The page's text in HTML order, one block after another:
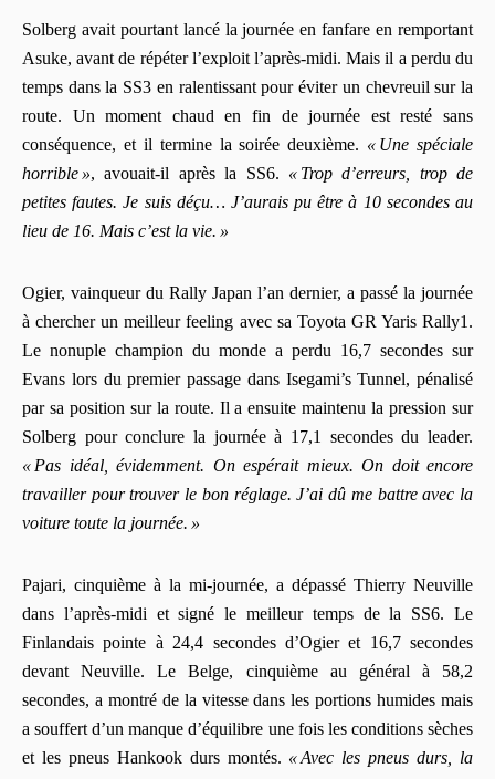
Solberg avait pourtant lancé la journée en fanfare en remportant
Asuke, avant de répéter l’exploit l’après‑midi. Mais il a perdu du
temps dans la SS3 en ralentissant pour éviter un chevreuil sur la
route. Un moment chaud en fin de journée est resté sans
conséquence, et il termine la soirée deuxième. « Une spéciale
horrible », avouait-il après la SS6. « Trop d’erreurs, trop de
petites fautes. Je suis déçu… J’aurais pu être à 10 secondes au
lieu de 16. Mais c’est la vie. »
Ogier, vainqueur du Rally Japan l’an dernier, a passé la journée
à chercher un meilleur feeling avec sa Toyota GR Yaris Rally1.
Le nonuple champion du monde a perdu 16,7 secondes sur
Evans lors du premier passage dans Isegami’s Tunnel, pénalisé
par sa position sur la route. Il a ensuite maintenu la pression sur
Solberg pour conclure la journée à 17,1 secondes du leader.
« Pas idéal, évidemment. On espérait mieux. On doit encore
travailler pour trouver le bon réglage. J’ai dû me battre avec la
voiture toute la journée. »
Pajari, cinquième à la mi‑journée, a dépassé Thierry Neuville
dans l’après‑midi et signé le meilleur temps de la SS6. Le
Finlandais pointe à 24,4 secondes d’Ogier et 16,7 secondes
devant Neuville. Le Belge, cinquième au général à 58,2
secondes, a montré de la vitesse dans les portions humides mais
a souffert d’un manque d’équilibre une fois les conditions sèches
et les pneus Hankook durs montés. « Avec les pneus durs, la